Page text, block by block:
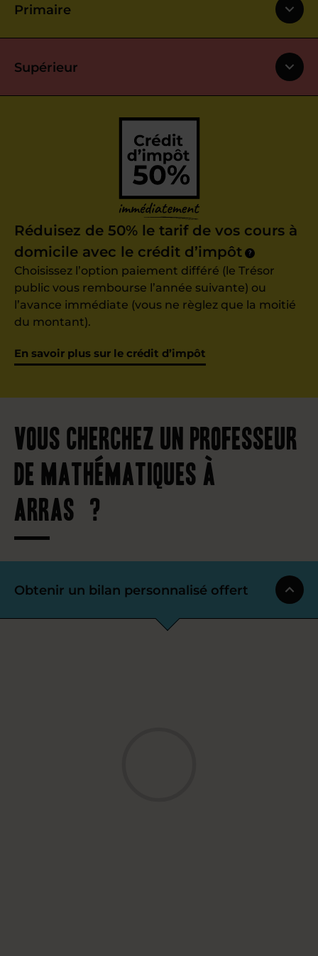
Primaire
Supérieur
Réduisez de 50% le tarif de vos cours à
domicile avec le crédit d’impôt
?
Choisissez l’option paiement différé (le Trésor
public vous rembourse l’année suivante) ou
l’avance immédiate (vous ne règlez que la moitié
du montant).
En savoir plus sur le crédit d’impôt
Vous cherchez un professeur
de mathématiques à
Arras ?
Obtenir un bilan personnalisé offert